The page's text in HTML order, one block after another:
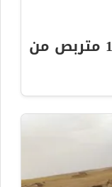
معسكر : تخرج أزيد من 1400 متربص من